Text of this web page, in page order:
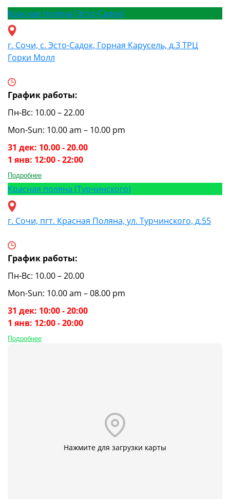
Красная поляна (Эсто-Садок)
г. Сочи, с. Эсто-Садок, Горная Карусель, д.3 ТРЦ
Горки Молл
График работы:
Пн-Вс: 10.00 – 22.00
Mon-Sun: 10.00 am – 10.00 pm
31 дек: 10.00 - 20.00
1 янв: 12:00 - 22:00
Подробнее
Красная поляна (Турчинского)
г. Сочи, пгт. Красная Поляна, ул. Турчинского, д.55
График работы:
Пн-Вс: 10.00 – 20.00
Mon-Sun: 10.00 am – 08.00 pm
31 дек: 10:00 - 20:00
1 янв: 12:00 - 20:00
Подробнее
Нажмите для загрузки карты